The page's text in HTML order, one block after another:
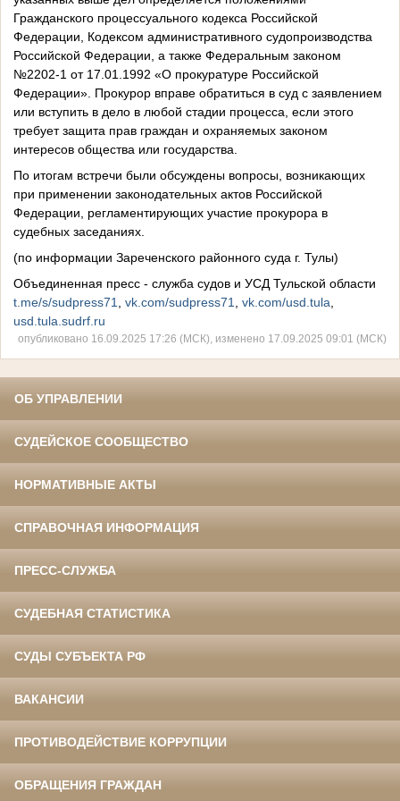
Гражданского процессуального кодекса Российской
Федерации, Кодексом административного судопроизводства
Российской Федерации, а также Федеральным законом
№2202-1 от 17.01.1992 «О прокуратуре Российской
Федерации». Прокурор вправе обратиться в суд с заявлением
или вступить в дело в любой стадии процесса, если этого
требует защита прав граждан и охраняемых законом
интересов общества или государства.
По итогам встречи были обсуждены вопросы, возникающих
при применении законодательных актов Российской
Федерации, регламентирующих участие прокурора в
судебных заседаниях.
(по информации Зареченского районного суда г. Тулы)
Объединенная пресс - служба судов и УСД Тульской области
t.me/s/sudpress71, vk.com/sudpress71, vk.com/usd.tula,
usd.tula.sudrf.ru
опубликовано 16.09.2025 17:26 (МСК), изменено 17.09.2025 09:01 (МСК)
ОБ УПРАВЛЕНИИ
СУДЕЙСКОЕ СООБЩЕСТВО
НОРМАТИВНЫЕ АКТЫ
СПРАВОЧНАЯ ИНФОРМАЦИЯ
ПРЕСС-СЛУЖБА
СУДЕБНАЯ СТАТИСТИКА
СУДЫ СУБЪЕКТА РФ
ВАКАНСИИ
ПРОТИВОДЕЙСТВИЕ КОРРУПЦИИ
ОБРАЩЕНИЯ ГРАЖДАН